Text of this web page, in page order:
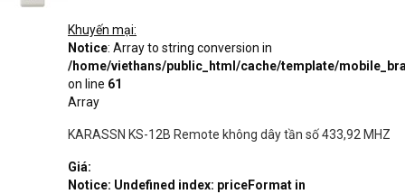
Khuyến mại:
Notice: Array to string conversion in
/home/viethans/public_html/cache/template/
on line 61
Array
KARASSN KS-12B Remote không dây tần số 433,92 MHZ
Giá:
Notice: Undefined index: priceFormat in